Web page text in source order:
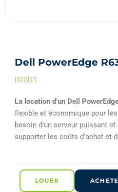
Dell PowerEdge
    
sur
5
La location d’un Dell
flexible et économique pour
besoin d’un serveur puissant
supporter les coûts d’achat et
LOUER